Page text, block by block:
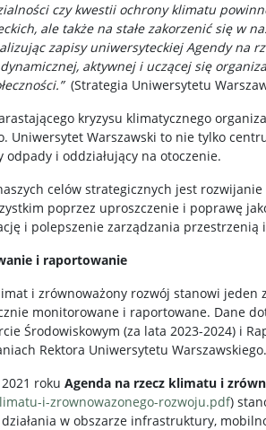
czy kwestii ochrony klimatu
ale także na stałe zakorzenić się w
zapisy uniwersyteckiej Agendy na
aktywnej i uczącej się
(Strategia Uniwersytetu
kryzysu klimatycznego
Uniwersytet Warszawski to nie tylko
odpady i oddziałujący na otoczenie.
celów strategicznych jest
poprzez uproszczenie i poprawę
i polepszenie zarządzania
i raportowanie
i zrównoważony rozwój stanowi
monitorowane i raportowane. Dane
Środowiskowym (za lata 2023-2024) i
Rektora Uniwersytetu Warszawskiego.
roku Agenda na rzecz klimatu i
i-zrownowazonego-rozwoju.pdf)
w obszarze infrastruktury,